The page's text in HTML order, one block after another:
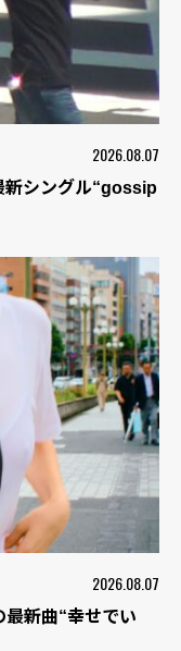
2026.08.07
新シングル“gossip
2026.08.07
新曲“幸せでい